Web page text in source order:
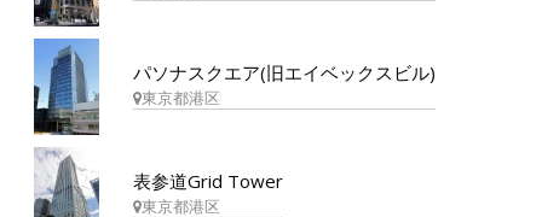
パソナスクエア(旧エイベックスビル)
東京都港区
表参道Grid Tower
東京都港区